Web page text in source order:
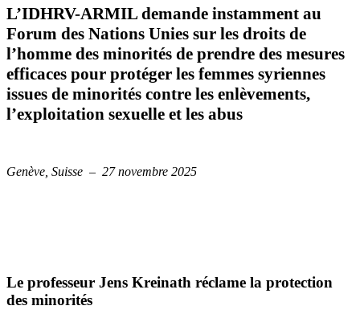
L’IDHRV-ARMIL demande instamment au
Forum des Nations Unies sur les droits de
l’homme des minorités de prendre des mesures
efficaces pour protéger les femmes syriennes
issues de minorités contre les enlèvements,
l’exploitation sexuelle et les abus
Genève, Suisse – 27 novembre 2025
Le professeur Jens Kreinath réclame la protection
des minorités